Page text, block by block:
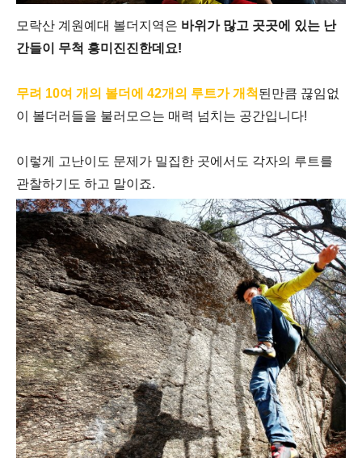
모락산 계원예대 볼더지역은 바위가 많고 곳곳에 있는 난
간들이 무척 흥미진진한데요!
무려 10여 개의 볼더에 42개의 루트가 개척 된만큼 끊임없
이 볼더러들을 불러모으는 매력 넘치는 공간입니다!
이렇게 고난이도 문제가 밀집한 곳에서도 각자의 루트를
관찰하기도 하고 말이죠.